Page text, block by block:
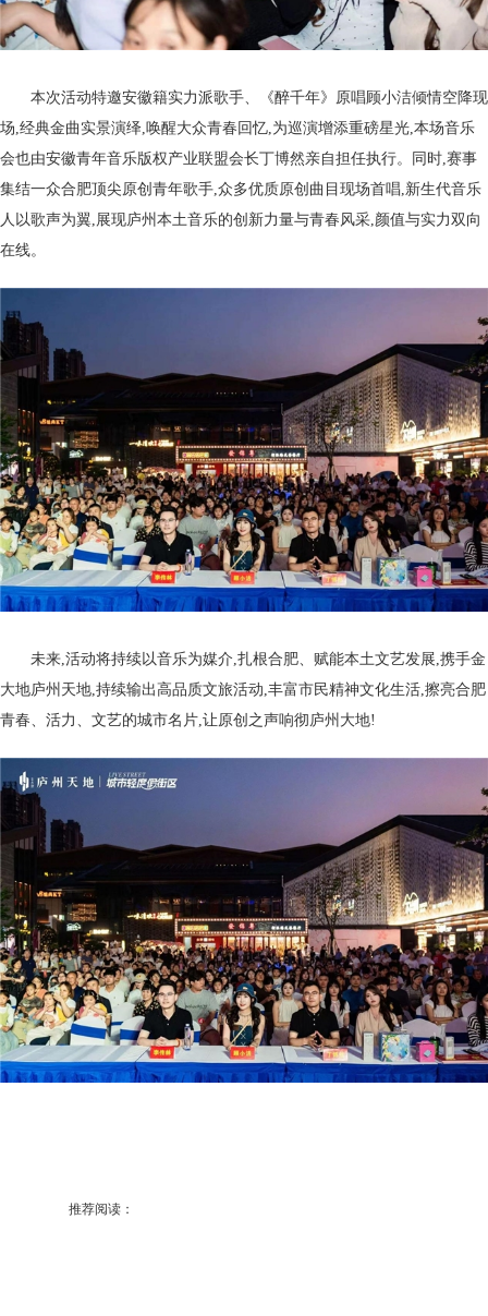
本次活动特邀安徽籍实力派歌手、《醉千年》原唱顾小洁倾情空降现
场,经典金曲实景演绎,唤醒大众青春回忆,为巡演增添重磅星光,本场音乐
会也由安徽青年音乐版权产业联盟会长丁博然亲自担任执行。同时,赛事
集结一众合肥顶尖原创青年歌手,众多优质原创曲目现场首唱,新生代音乐
人以歌声为翼,展现庐州本土音乐的创新力量与青春风采,颜值与实力双向
在线。
未来,活动将持续以音乐为媒介,扎根合肥、赋能本土文艺发展,携手金
大地庐州天地,持续输出高品质文旅活动,丰富市民精神文化生活,擦亮合肥
青春、活力、文艺的城市名片,让原创之声响彻庐州大地!
推荐阅读：